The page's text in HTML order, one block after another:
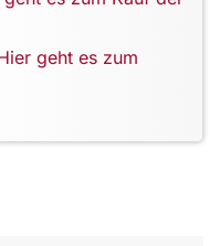
geht es zum